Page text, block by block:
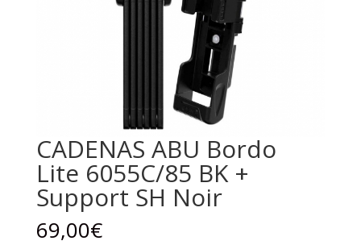
CADENAS ABU Bordo
Lite 6055C/85 BK +
Support SH Noir
69,00€